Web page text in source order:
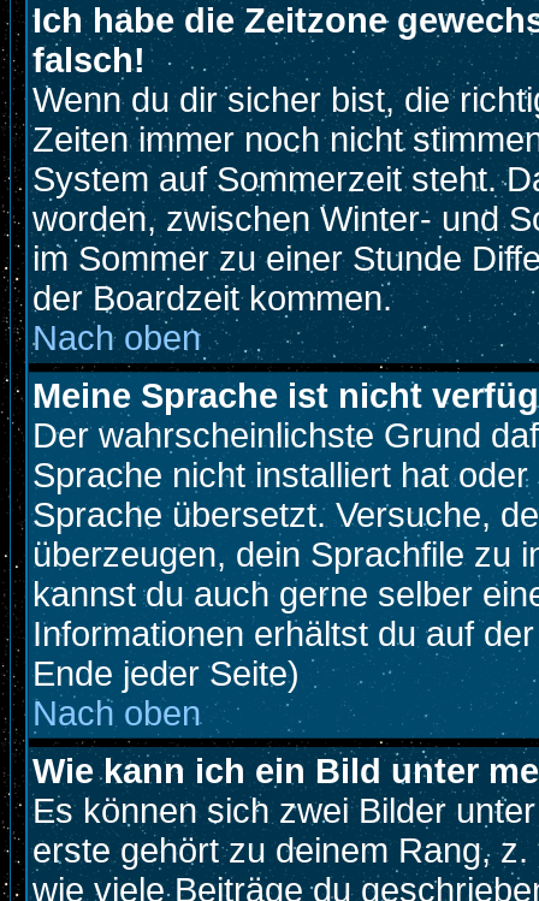
Ich habe die Zeitzone
falsch!
Wenn du dir sicher bist, die
Zeiten immer noch nicht
System auf Sommerzeit steht.
worden, zwischen Winter- und
im Sommer zu einer Stunde
der Boardzeit kommen.
Nach oben
Meine Sprache ist nicht
Der wahrscheinlichste Grund
Sprache nicht installiert hat
Sprache übersetzt. Versuche,
überzeugen, dein Sprachfile zu
kannst du auch gerne selber
Informationen erhältst du auf
Ende jeder Seite)
Nach oben
Wie kann ich ein Bild unter
Es können sich zwei Bilder
erste gehört zu deinem Rang,
wie viele Beiträge du